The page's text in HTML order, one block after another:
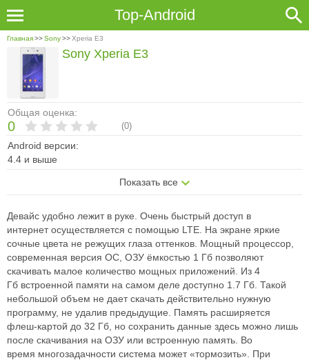
Top-Android
Главная>>Sony>>Xperia E3
Общая оценка:
0 (0)
Android версии:
4.4 и выше
Показать все
Sony Xperia E3
Девайс удобно лежит в руке. Очень быстрый доступ в
интернетосуществляется с помощью LTE. На экране яркие
сочные цвета не режущих глаза оттенков. Мощный процессор,
современная версия ОС, ОЗУ ёмкостью 1 Гб позволяют
скачивать малое количество мощных приложений. Из 4
Гб встроенной памяти на самом деле доступно 1.7 Гб. Такой
небольшой объем не дает скачать действительно нужную
программу, не удалив предыдущие. Память расширяется
флеш-картой до 32 Гб, но сохранить данные здесь можно лишь
после скачивания на ОЗУ или встроенную память. Во
время многозадачности система может «тормозить». При